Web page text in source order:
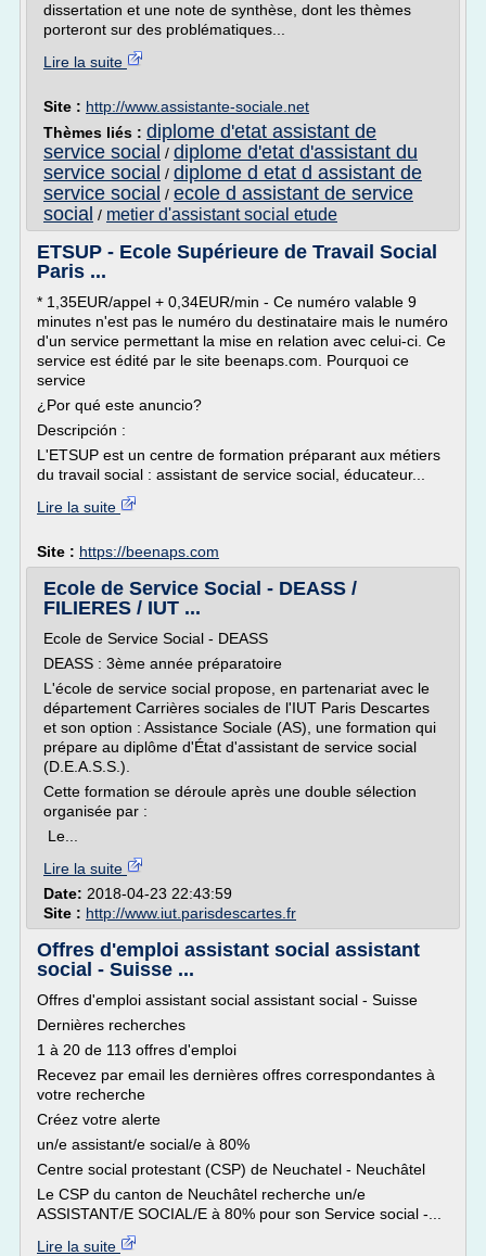
dissertation et une note de synthèse, dont les thèmes
porteront sur des problématiques...
Lire la suite
Site : http://www.assistante-sociale.net
Thèmes liés : diplome d'etat assistant de
service social / diplome d'etat d'assistant du
service social / diplome d etat d assistant de
service social / ecole d assistant de service
social / metier d'assistant social etude
ETSUP - Ecole Supérieure de Travail Social
Paris ...
* 1,35EUR/appel + 0,34EUR/min - Ce numéro valable 9
minutes n'est pas le numéro du destinataire mais le numéro
d'un service permettant la mise en relation avec celui-ci. Ce
service est édité par le site beenaps.com. Pourquoi ce
service
¿Por qué este anuncio?
Descripción :
L'ETSUP est un centre de formation préparant aux métiers
du travail social : assistant de service social, éducateur...
Lire la suite
Site : https://beenaps.com
Ecole de Service Social - DEASS /
FILIERES / IUT ...
Ecole de Service Social - DEASS
DEASS : 3ème année préparatoire
L'école de service social propose, en partenariat avec le
département Carrières sociales de l'IUT Paris Descartes
et son option : Assistance Sociale (AS), une formation qui
prépare au diplôme d'État d'assistant de service social
(D.E.A.S.S.).
Cette formation se déroule après une double sélection
organisée par :
Le...
Lire la suite
Date: 2018-04-23 22:43:59
Site : http://www.iut.parisdescartes.fr
Offres d'emploi assistant social assistant
social - Suisse ...
Offres d'emploi assistant social assistant social - Suisse
Dernières recherches
1 à 20 de 113 offres d'emploi
Recevez par email les dernières offres correspondantes à
votre recherche
Créez votre alerte
un/e assistant/e social/e à 80%
Centre social protestant (CSP) de Neuchatel - Neuchâtel
Le CSP du canton de Neuchâtel recherche un/e
ASSISTANT/E SOCIAL/E à 80% pour son Service social -...
Lire la suite